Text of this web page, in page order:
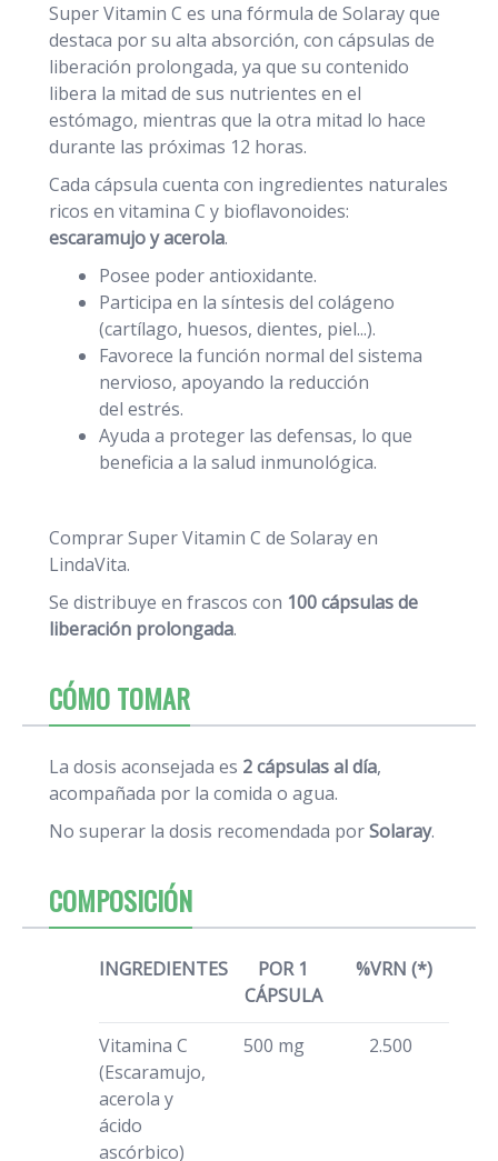
Super Vitamin C es una fórmula de Solaray que
destaca por su alta absorción, con cápsulas de
liberación prolongada, ya que su contenido
libera la mitad de sus nutrientes en el
estómago, mientras que la otra mitad lo hace
durante las próximas 12 horas.
Cada cápsula cuenta con ingredientes naturales
ricos en vitamina C y bioflavonoides:
escaramujo y acerola.
Posee poder antioxidante.
Participa en la síntesis del colágeno
(cartílago, huesos, dientes, piel...).
Favorece la función normal del sistema
nervioso, apoyando la reducción
del estrés.
Ayuda a proteger las defensas, lo que
beneficia a la salud inmunológica.
Comprar Super Vitamin C de Solaray en
LindaVita.
Se distribuye en frascos con 100 cápsulas de
liberación prolongada.
CÓMO TOMAR
La dosis aconsejada es 2 cápsulas al día,
acompañada por la comida o agua.
No superar la dosis recomendada porSolaray.
COMPOSICIÓN
INGREDIENTES
POR 1
CÁPSULA
%VRN (*)
Vitamina C
(Escaramujo,
acerola y
ácido
ascórbico)
500 mg 2.500